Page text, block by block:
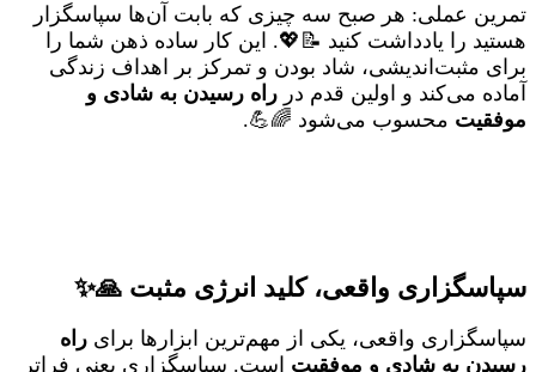
تمرین عملی: هر صبح سه چیزی که بابت آن‌ها سپاسگزار
هستید را یادداشت کنید 📝💖. این کار ساده ذهن شما را
برای مثبت‌اندیشی، شاد بودن و تمرکز بر اهداف زندگی
آماده می‌کند و اولین قدم در راه رسیدن به شادی و
موفقیت محسوب می‌شود 🌈💪.
سپاسگزاری واقعی، کلید انرژی مثبت 🙏✨
سپاسگزاری واقعی، یکی از مهم‌ترین ابزارها برای راه
رسیدن به شادی و موفقیت است. سپاسگزاری یعنی فراتر